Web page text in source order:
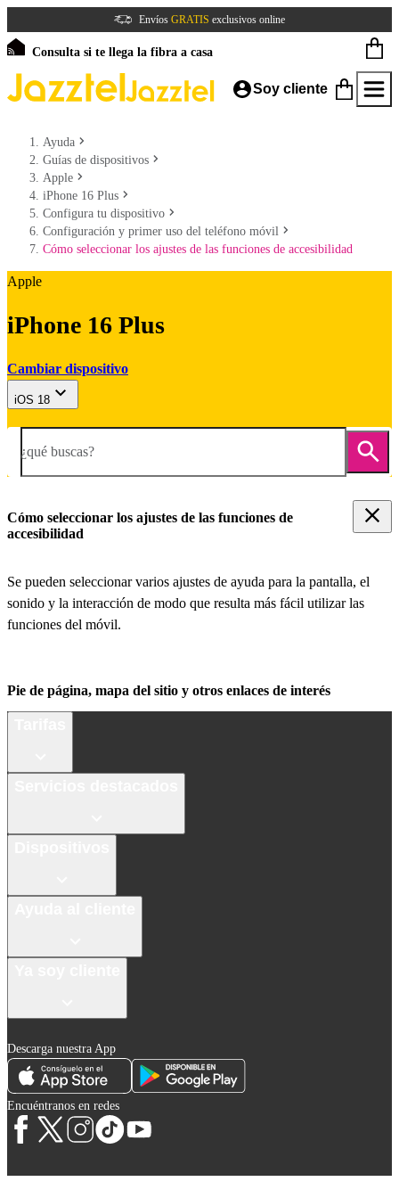
Envíos GRATIS exclusivos online
Consulta si te llega la fibra a casa
Soy cliente
Ayuda
Guías de dispositivos
Apple
iPhone 16 Plus
Configura tu dispositivo
Configuración y primer uso del teléfono móvil
Cómo seleccionar los ajustes de las funciones de accesibilidad
Apple
iPhone 16 Plus
Cambiar dispositivo
iOS 18
¿qué buscas?
Cómo seleccionar los ajustes de las funciones de
accesibilidad
Se pueden seleccionar varios ajustes de ayuda para la pantalla, el
sonido y la interacción de modo que resulta más fácil utilizar las
funciones del móvil.
Pie de página, mapa del sitio y otros enlaces de interés
Descarga nuestra App
Encuéntranos en redes